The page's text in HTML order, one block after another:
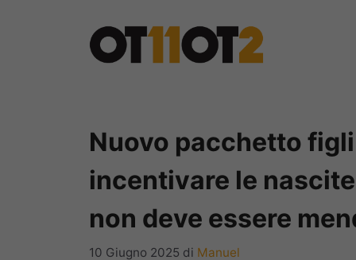
Nuovo pacchetto
incentivare le nascite
non deve essere
10 Giugno 2025 di Manuel